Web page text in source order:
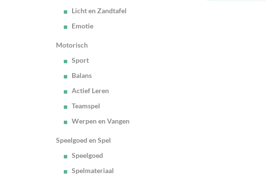
Licht en Zandtafel
Emotie
Motorisch
Sport
Balans
Actief Leren
Teamspel
Werpen en Vangen
Speelgoed en Spel
Speelgoed
Spelmateriaal